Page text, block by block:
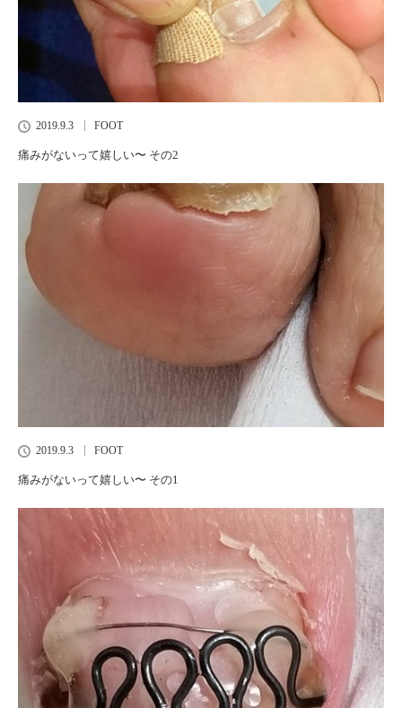
2019.9.3 FOOT
痛みがないって嬉しい〜 その2
2019.9.3 FOOT
痛みがないって嬉しい〜 その1